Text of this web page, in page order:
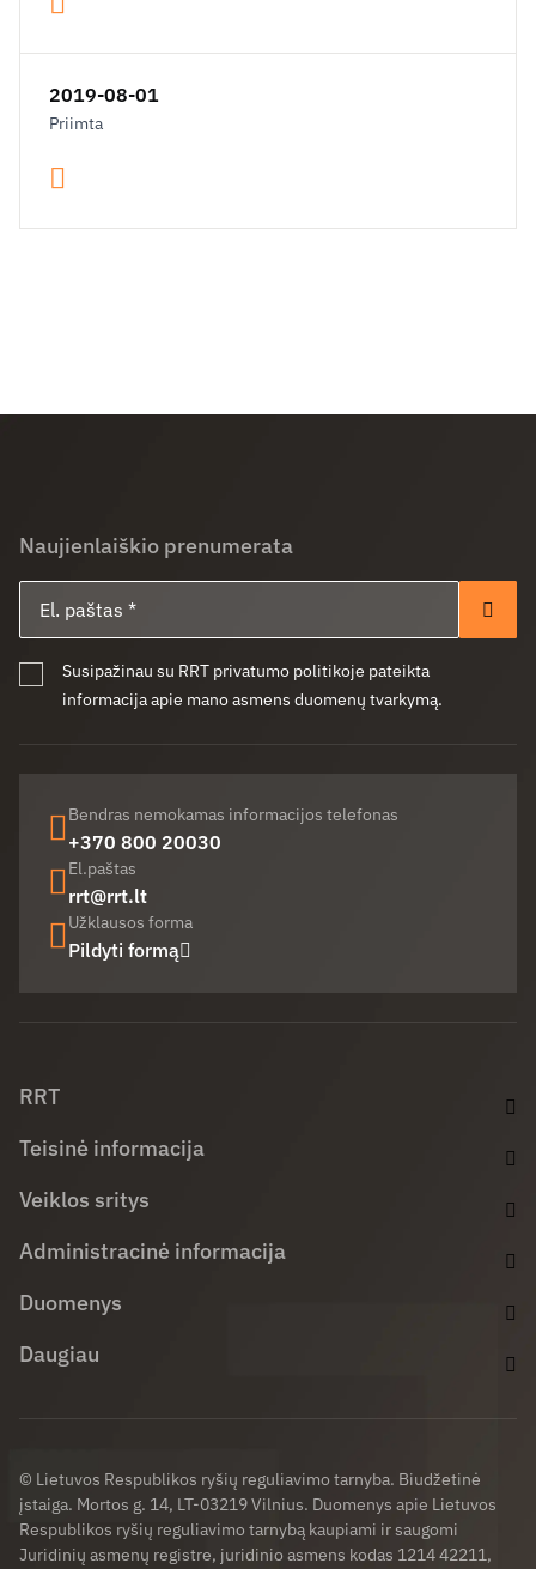
2019-08-01
Priimta
Naujienlaiškio prenumerata
Susipažinau su RRT privatumo politikoje pateikta
informacija apie mano asmens duomenų tvarkymą.
Bendras nemokamas informacijos telefonas
+370 800 20030
El.paštas
rrt@rrt.lt
Užklausos forma
Pildyti formą
RRT
Teisinė informacija
Veiklos sritys
Administracinė informacija
Duomenys
Daugiau
© Lietuvos Respublikos ryšių reguliavimo tarnyba. Biudžetinė
įstaiga. Mortos g. 14, LT-03219 Vilnius. Duomenys apie Lietuvos
Respublikos ryšių reguliavimo tarnybą kaupiami ir saugomi
Juridinių asmenų registre, juridinio asmens kodas 1214 42211,